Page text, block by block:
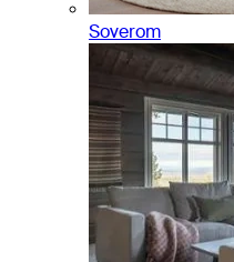
Soverom